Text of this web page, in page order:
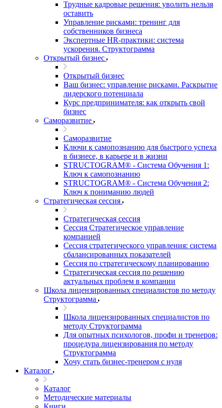
Трудные кадровые решения: уволить нельзя
оставить
Управление рисками: тренинг для
собственников бизнеса
Экспертные HR-практики: система
ускорения. Структограмма
Открытый бизнес
Открытый бизнес
Ваш бизнес: управление рисками. Раскрытие
лидерского потенциала
Курс предпринимателя: как открыть свой
бизнес
Саморазвитие
Саморазвитие
Ключи к самопознанию для быстрого успеха
в бизнесе, в карьере и в жизни
STRUCTOGRAM® - Система Обучения 1:
Ключ к самопознанию
STRUCTOGRAM® - Система Обучения 2:
Ключ к пониманию людей
Стратегическая сессия
Стратегическая сессия
Сессия Стратегическое управление
компанией
Сессия стратегического управления: система
сбалансированных показателей
Сессия по стратегическому планированию
Стратегическая сессия по решению
актуальных проблем в компании
Школа лицензированных специалистов по методу
Структограмма
Школа лицензированных специалистов по
методу Структограмма
Для опытных психологов, профи и тренеров:
процедура лицензирования по методу
Структограмма
Хочу стать бизнес-тренером с нуля
Каталог
Каталог
Методические материалы